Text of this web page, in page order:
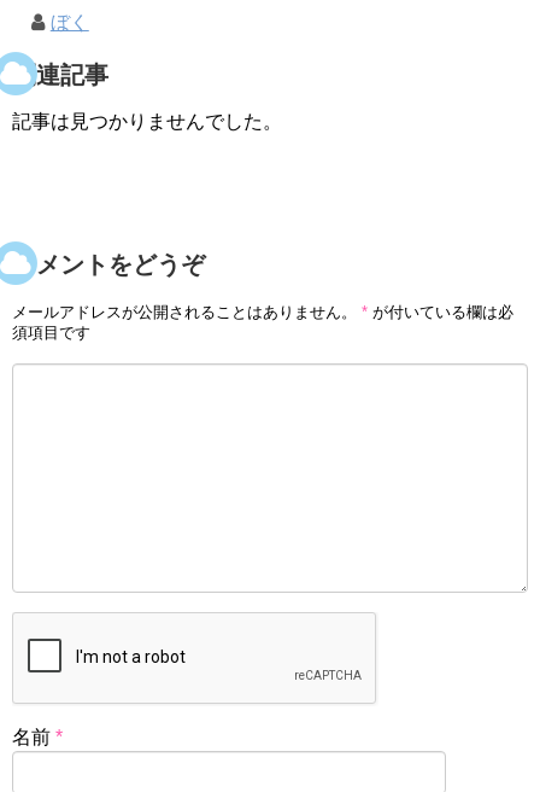
ぼく
関連記事
記事は見つかりませんでした。
コメントをどうぞ
メールアドレスが公開されることはありません。 * が付いている欄は必
須項目です
名前 *